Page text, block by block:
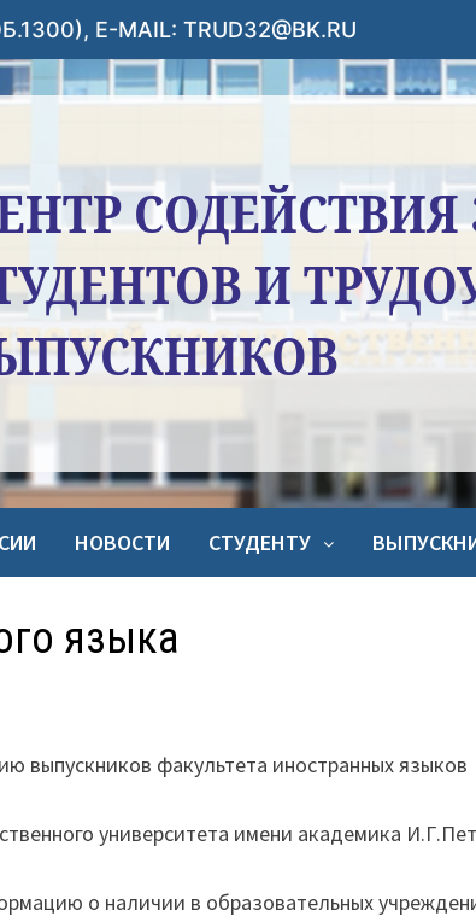
E-MAIL: TRUD32@BK.RU
НОВОСТИ СТУДЕНТУ
языка
выпускников факультета иностранных языков
университета имени академика
о наличии в образовательных